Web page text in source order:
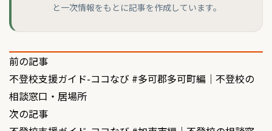
と一次情報をもとに記事を作成しています。
投
稿
ナ
前の記事
不登校支援ガイド-ココなび #多可郡多可町編｜不登校の
相談窓口・居場所
次の記事